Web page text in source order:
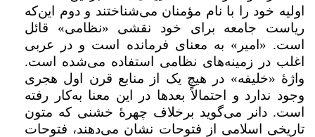
اولیه خود را با نام مؤمنان می‌شناختند و دوم این‌که
ریاست جامعه برای خود نقشی «نظامی» قائل
است. «امیر» به معنای فرمانده است و در عربی
اغلب در زمینه‌های نظامی استفاده می‌شده است.
واژۀ «خلیفه» در هیچ یک از منابع قرن اول هجری
وجود ندارد و احتمالاً بعدها در این معنا به‌کار رفته
است. دانر می‌گوید برخلاف چهرۀ خشنی که متون
تاریخی اسلامی از فتوحات نشان می‌دهند، فتوحات